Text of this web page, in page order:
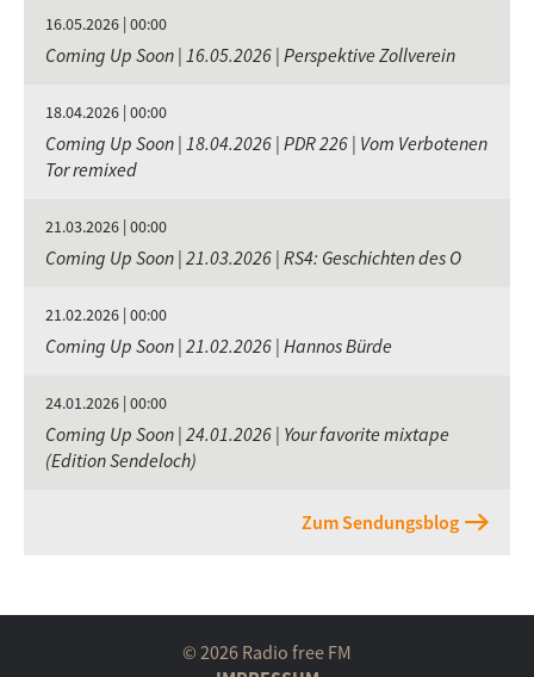
16.05.2026 | 00:00
Coming Up Soon | 16.05.2026 | Perspektive Zollverein
18.04.2026 | 00:00
Coming Up Soon | 18.04.2026 | PDR 226 | Vom Verbotenen
Tor remixed
21.03.2026 | 00:00
Coming Up Soon | 21.03.2026 | RS4: Geschichten des O
21.02.2026 | 00:00
Coming Up Soon | 21.02.2026 | Hannos Bürde
24.01.2026 | 00:00
Coming Up Soon | 24.01.2026 | Your favorite mixtape
(Edition Sendeloch)
Zum Sendungsblog
© 2026 Radio free FM